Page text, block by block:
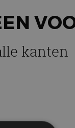
kanten